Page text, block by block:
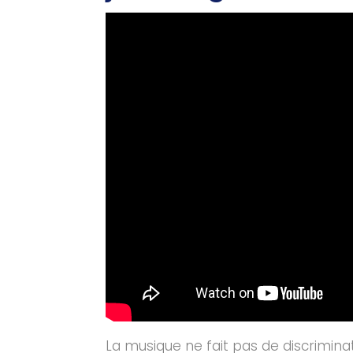
La musique ne fait pas de